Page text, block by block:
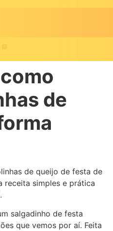
de
de queijo de festa de
receita simples e prática
salgadinho de festa
que vemos por aí. Feita